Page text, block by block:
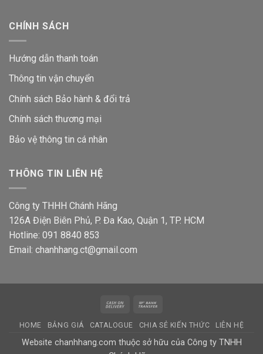
CHÍNH SÁCH
Hướng dẫn thanh toán
Thông tin vận chuyển
Chính sách Bảo hành & đổi trả
Chính sách thương mại
Bảo vệ thông tin cá nhân
THÔNG TIN LIÊN HỆ
Công ty THHH Chánh Hãng
126A Điện Biên Phủ, P. Đa Kao, Quận 1, TP. HCM
Hotline: 091 8840 853
Email: chanhhang.ct@gmail.com
Cash
Delivery
HOME BẢNG GIÁ CATALOGUE CHIA SẺ KIẾN THỨC LIÊN HỆ
Website chanhhang.com thuộc sở hữu của Công ty TNHH